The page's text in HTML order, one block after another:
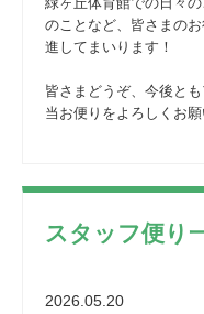
のことなど、皆さまの
進してまいります！
皆さまどうぞ、今後と
当お便りをよろしくお願
スタッフ便り
2026.05.20